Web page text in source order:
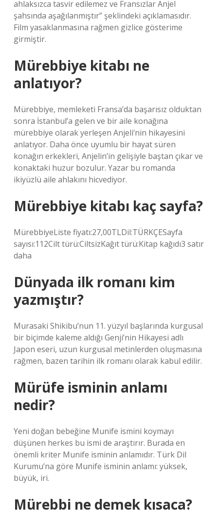
ahlaksızca tasvir edilemez ve Fransızlar Anjel
şahsında aşağılanmıştır” şeklindeki açıklamasıdır.
Film yasaklanmasına rağmen gizlice gösterime
girmiştir.
Mürebbiye kitabı ne
anlatıyor?
Mürebbiye, memleketi Fransa’da başarısız olduktan
sonra İstanbul’a gelen ve bir aile konağına
mürebbiye olarak yerleşen Anjeli’nin hikayesini
anlatıyor. Daha önce uyumlu bir hayat süren
konağın erkekleri, Anjelin’in gelişiyle baştan çıkar ve
konaktaki huzur bozulur. Yazar bu romanda
ikiyüzlü aile ahlakını hicvediyor.
Mürebbiye kitabı kaç sayfa?
MürebbiyeListe fiyatı:27,00TLDil:TÜRKÇESayfa
sayısı:112Cilt türü:CiltsizKağıt türü:Kitap kağıdı3 satır
daha
Dünyada ilk romanı kim
yazmıştır?
Murasaki Shikibu’nun 11. yüzyıl başlarında kurgusal
bir biçimde kaleme aldığı Genji’nin Hikayesi adlı
Japon eseri, uzun kurgusal metinlerden oluşmasına
rağmen, bazen tarihin ilk romanı olarak kabul edilir.
Mürüfe isminin anlamı
nedir?
Yeni doğan bebeğine Munife ismini koymayı
düşünen herkes bu ismi de araştırır. Burada en
önemli kriter Munife isminin anlamıdır. Türk Dil
Kurumu’na göre Munife isminin anlamı: yüksek,
büyük, iri.
Mürebbi ne demek kısaca?